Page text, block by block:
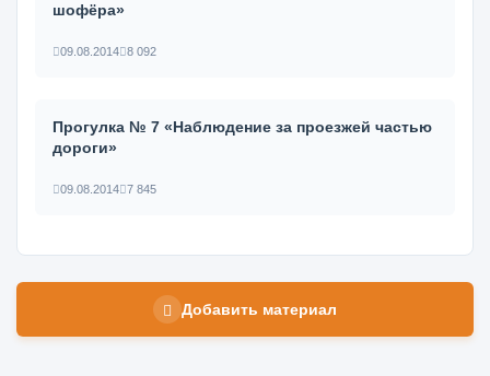
шофёра»
09.08.2014 8 092
Прогулка № 7 «Наблюдение за проезжей частью
дороги»
09.08.2014 7 845
Добавить материал